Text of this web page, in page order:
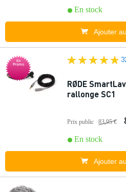
En stock
Ajouter
En
Promo
RØDE
rallonge SC1
Prix public 83,95 €
En stock
Ajouter